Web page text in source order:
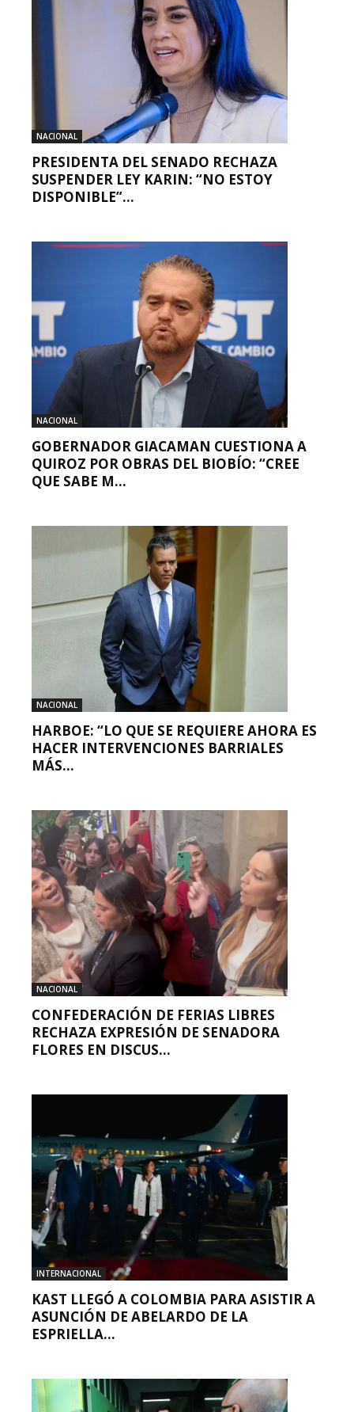
NACIONAL
PRESIDENTA DEL SENADO RECHAZA
SUSPENDER LEY KARIN: “NO ESTOY
DISPONIBLE”...
NACIONAL
GOBERNADOR GIACAMAN CUESTIONA A
QUIROZ POR OBRAS DEL BIOBÍO: “CREE
QUE SABE M...
NACIONAL
HARBOE: “LO QUE SE REQUIERE AHORA ES
HACER INTERVENCIONES BARRIALES
MÁS...
NACIONAL
CONFEDERACIÓN DE FERIAS LIBRES
RECHAZA EXPRESIÓN DE SENADORA
FLORES EN DISCUS...
INTERNACIONAL
KAST LLEGÓ A COLOMBIA PARA ASISTIR A
ASUNCIÓN DE ABELARDO DE LA
ESPRIELLA...